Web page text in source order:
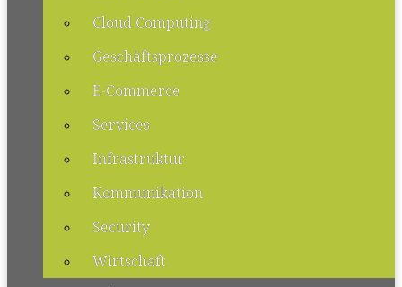
Cloud Computing
Geschäftsprozesse
E-Commerce
Services
Infrastruktur
Kommunikation
Security
Wirtschaft